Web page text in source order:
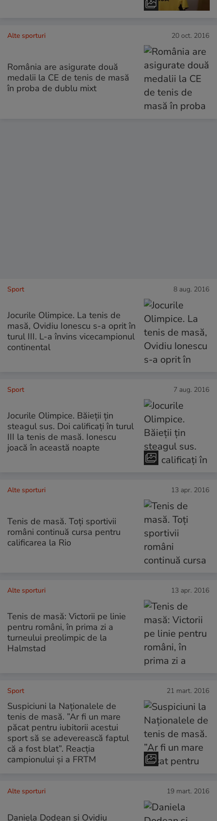
Alte sporturi 20 oct. 2016
România are asigurate două
medalii la CE de tenis de masă
în proba de dublu mixt
Sport 8 aug. 2016
Jocurile Olimpice. La tenis de
masă, Ovidiu Ionescu s-a oprit în
turul III. L-a învins vicecampionul
continental
Sport 7 aug. 2016
Jocurile Olimpice. Băieții țin
steagul sus. Doi calificați în turul
III la tenis de masă. Ionescu
joacă în această noapte
Alte sporturi 13 apr. 2016
Tenis de masă. Toți sportivii
români continuă cursa pentru
calificarea la Rio
Alte sporturi 13 apr. 2016
Tenis de masă: Victorii pe linie
pentru români, în prima zi a
turneului preolimpic de la
Halmstad
Sport 21 mart. 2016
Suspiciuni la Naționalele de
tenis de masă. ”Ar fi un mare
păcat pentru iubitorii acestui
sport să se adeverească faptul
că a fost blat”. Reacția
campionului şi a FRTM
Alte sporturi 19 mart. 2016
Daniela Dodean și Ovidiu